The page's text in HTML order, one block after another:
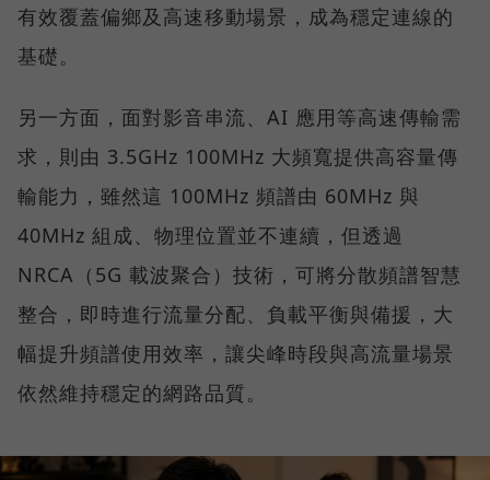
有效覆蓋偏鄉及高速移動場景，成為穩定連線的
基礎。
另一方面，面對影音串流、AI 應用等高速傳輸需
求，則由 3.5GHz 100MHz 大頻寬提供高容量傳
輸能力，雖然這 100MHz 頻譜由 60MHz 與
40MHz 組成、物理位置並不連續，但透過
NRCA（5G 載波聚合）技術，可將分散頻譜智慧
整合，即時進行流量分配、負載平衡與備援，大
幅提升頻譜使用效率，讓尖峰時段與高流量場景
依然維持穩定的網路品質。